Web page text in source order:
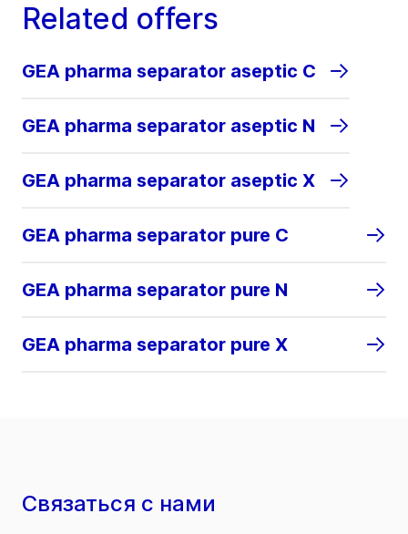
Related offers
GEA pharma separator aseptic C
GEA pharma separator aseptic N
GEA pharma separator aseptic X
GEA pharma separator pure C
GEA pharma separator pure N
GEA pharma separator pure X
Связаться с нами